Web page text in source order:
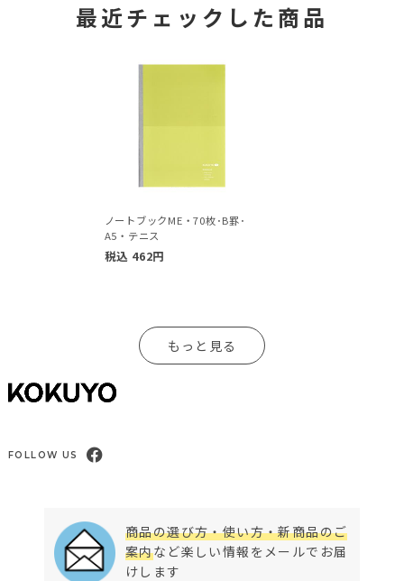
最近チェックした商品
ノートブックME・70枚･B罫･
A5・テニス
税込 462円
もっと見る
FOLLOW US
商品の選び方・使い方・新商品のご
案内など楽しい情報をメールでお届
けします